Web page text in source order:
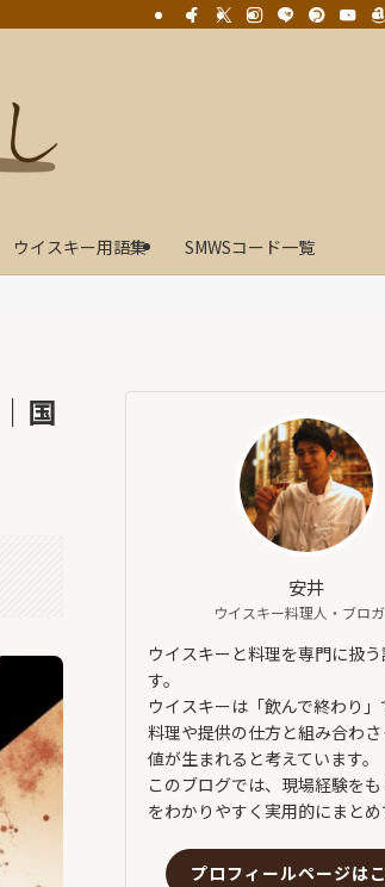
ウイスキー用語集 SMWSコード一覧
国
安井
ウイスキー料理人・ブロ
ウイスキーと料理を専門に扱
す。
ウイスキーは「飲んで終わり」
料理や提供の仕方と組み合わ
値が生まれると考えています。
このブログでは、現場経験を
をわかりやすく実用的にまとめ
プロフィールページは